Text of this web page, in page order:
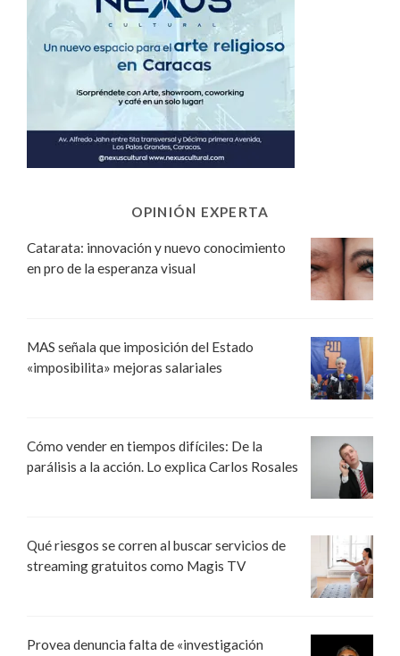
OPINIÓN EXPERTA
Catarata: innovación y nuevo conocimiento
en pro de la esperanza visual
MAS señala que imposición del Estado
«imposibilita» mejoras salariales
Cómo vender en tiempos difíciles: De la
parálisis a la acción. Lo explica Carlos Rosales
Qué riesgos se corren al buscar servicios de
streaming gratuitos como Magis TV
Provea denuncia falta de «investigación